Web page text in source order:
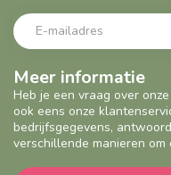
Meer informatie
Heb je een vraag over
ook eens onze
bedrijfsgegevens,
verschillende manieren